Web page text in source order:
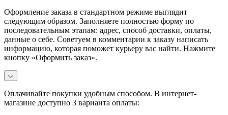
Оформление заказа в стандартном режиме выглядит
следующим образом. Заполняете полностью форму по
последовательным этапам: адрес, способ доставки, оплаты,
данные о себе. Советуем в комментарии к заказу написать
информацию, которая поможет курьеру вас найти. Нажмите
кнопку «Оформить заказ».
Оплачивайте покупки удобным способом. В интернет-
магазине доступно 3 варианта оплаты: